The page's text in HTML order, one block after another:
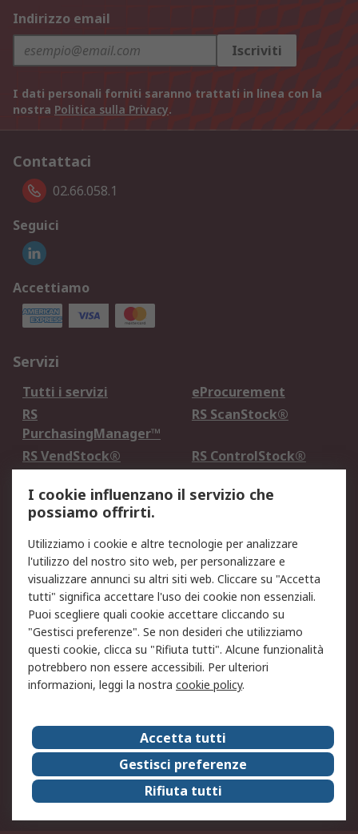
Indirizzo email
Iscriviti
I dati personali forniti saranno trattati in linea con la
nostra Politica sulla Privacy.
Contattaci
02.66.058.1
Seguici
Accettiamo
Servizi
Tutti i servizi
eProcurement
RS
PurchasingManager™
RS ScanStock®
RS VendStock®
RS ControlStock®
Legale
Informativa Cookie
Informativa Privacy -
Aggiornata
Email Security
Termini d'uso
Condizioni di vendita
Condizioni generali di
servizio
Etica e responsabilità
Chi Siamo
Chi Siamo
Contattaci
Supporto
ESG
Carriere
RS Group
Discovery: il Blog di RS
I cookie influenzano il servizio che
possiamo offrirti.
Utilizziamo i cookie e altre tecnologie per analizzare
l'utilizzo del nostro sito web, per personalizzare e
visualizzare annunci su altri siti web. Cliccare su "Accetta
tutti" significa accettare l'uso dei cookie non essenziali.
Puoi scegliere quali cookie accettare cliccando su
"Gestisci preferenze". Se non desideri che utilizziamo
questi cookie, clicca su "Rifiuta tutti". Alcune funzionalità
potrebbero non essere accessibili. Per ulteriori
informazioni, leggi la nostra cookie policy.
Accetta tutti
Gestisci preferenze
Rifiuta tutti